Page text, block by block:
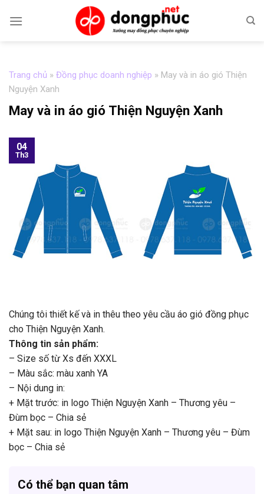
Trang chủ » Đồng phục doanh nghiệp » May và in áo gió Thiện
Nguyện Xanh
May và in áo gió Thiện Nguyện Xanh
04
Th3
Chúng tôi thiết kế và in thêu theo yêu cầu áo gió đồng phục
cho Thiện Nguyện Xanh.
Thông tin sản phẩm:
– Size số từ Xs đến XXXL
– Màu sắc: màu xanh YA
– Nội dung in:
+ Mặt trước: in logo Thiện Nguyện Xanh – Thương yêu –
Đùm bọc – Chia sẻ
+ Mặt sau: in logo Thiện Nguyện Xanh – Thương yêu – Đùm
bọc – Chia sẻ
Có thể bạn quan tâm